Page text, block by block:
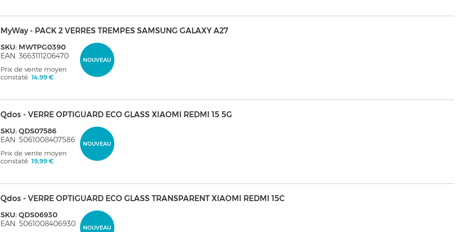
MyWay - PACK 2 VERRES TREMPES SAMSUNG GALAXY A27
NOUVEAU
SKU: MWTPG0390
EAN: 3663111206470
Prix de vente moyen
constaté:14,99 €
Qdos - VERRE OPTIGUARD ECO GLASS XIAOMI REDMI 15 5G
NOUVEAU
SKU: QDS07586
EAN: 5061008407586
Prix de vente moyen
constaté:19,99 €
Qdos - VERRE OPTIGUARD ECO GLASS TRANSPARENT XIAOMI REDMI 15C
NOUVEAU
SKU: QDS06930
EAN: 5061008406930